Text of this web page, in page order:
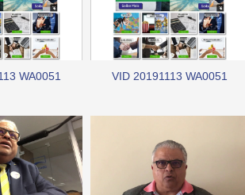
WA0051 VID 20191113 WA0051